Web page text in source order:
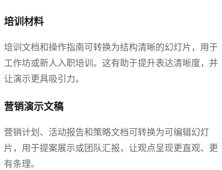
培训材料
培训文档和操作指南可转换为结构清晰的幻灯片，用于
工作坊或新人入职培训。这有助于提升表达清晰度，并
让演示更具吸引力。
营销演示文稿
营销计划、活动报告和策略文档可转换为可编辑幻灯
片，用于提案展示或团队汇报，让观点呈现更直观、更
有条理。